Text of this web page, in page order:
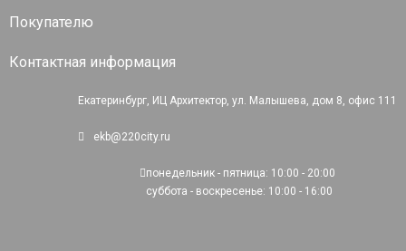
Покупателю
Контактная информация
Екатеринбург, ИЦ Архитектор, ул. Малышева, дом 8, офис 111
ekb@220city.ru
понедельник - пятница: 10:00 - 20:00
суббота - воскресенье: 10:00 - 16:00